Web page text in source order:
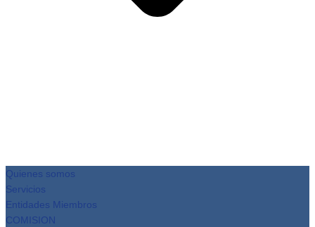
Quienes somos
Servicios
Entidades Miembros
COMISION